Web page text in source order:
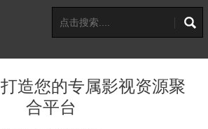
造您的专属影视资源聚
合平台